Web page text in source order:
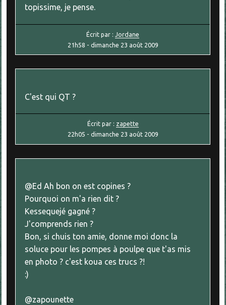
topissime, je pense.
Écrit par : Jordane
21h58 - dimanche 23 août 2009
C'est qui QT ?
Écrit par : zapette
22h05 - dimanche 23 août 2009
@Ed Ah bon on est copines ?
Pourquoi on m'a rien dit ?
Kessequejé gagné ?
J'comprends rien ?
Bon, si chuis ton amie, donne moi donc la
soluce pour les pompes à poulpe que t'as mis
en photo ? c'est koua ces trucs ?!
:)
@zapounette